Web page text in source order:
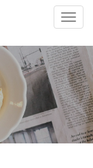
ナ
ビ
ゲ
ー
シ
ョ
ン
の
切
替